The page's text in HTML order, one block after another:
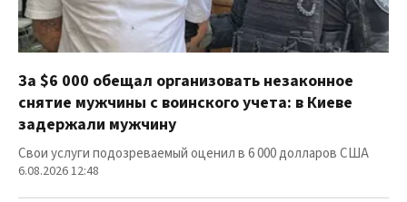
За $6 000 обещал организовать незаконное
снятие мужчины с воинского учета: в Киеве
задержали мужчину
Свои услуги подозреваемый оценил в 6 000 долларов США
6.08.2026 12:48